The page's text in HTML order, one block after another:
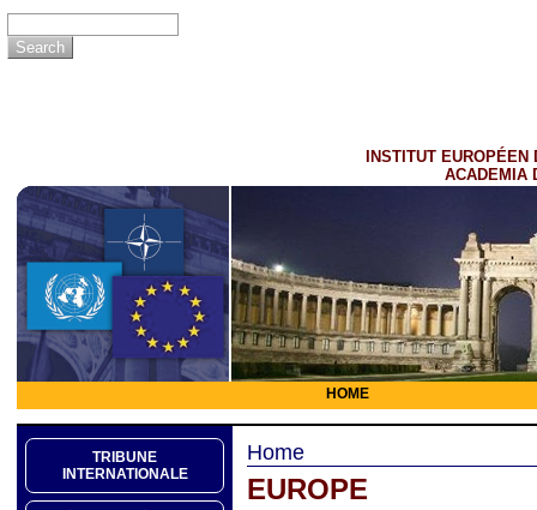
INSTITUT EUROPÉEN
ACADEMIA
HOME
TRIBUNE
INTERNATIONALE
Home
EUROPE